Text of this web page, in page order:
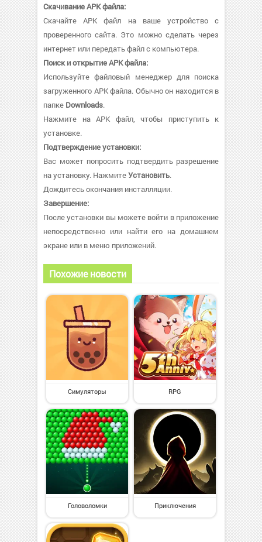
Скачивание APK файла:
Скачайте APK файл на ваше устройство с
проверенного сайта. Это можно сделать через
интернет или передать файл с компьютера.
Поиск и открытие APK файла:
Используйте файловый менеджер для поиска
загруженного APK файла. Обычно он находится в
папке Downloads.
Нажмите на APK файл, чтобы приступить к
установке.
Подтверждение установки:
Вас может попросить подтвердить разрешение
на установку. НажмитеУстановить.
Дождитесь окончания инсталляции.
Завершение:
После установки вы можете войти в приложение
непосредственно или найти его на домашнем
экране или в меню приложений.
Похожие новости
Симуляторы RPG
Головоломки Приключения